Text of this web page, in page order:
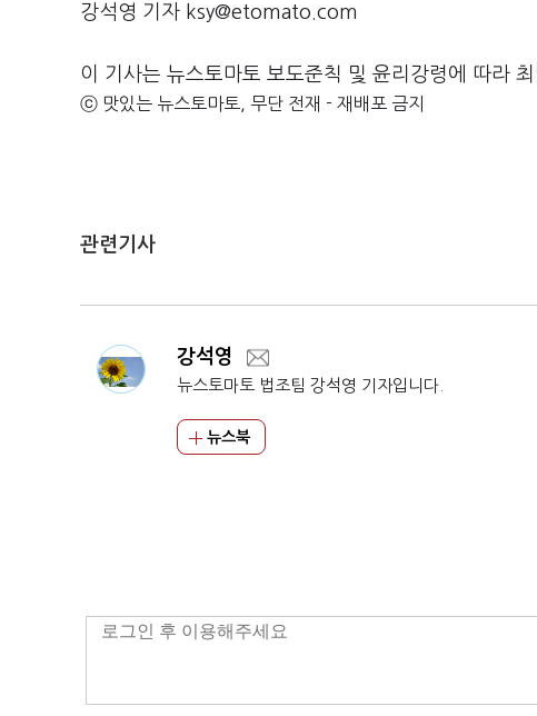
강석영 기자 ksy@etomato.com
이 기사는 뉴스토마토 보도준칙 및 윤리강령에 따라
ⓒ 맛있는 뉴스토마토, 무단 전재 - 재배포 금지
관련기사
강석영
뉴스토마토 법조팀 강석영 기자입니다.
뉴스북